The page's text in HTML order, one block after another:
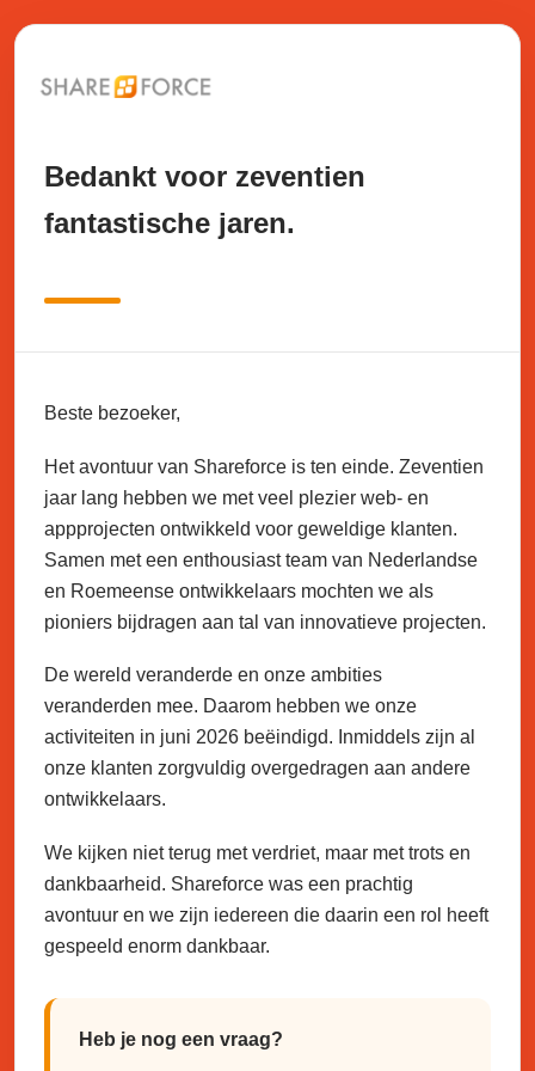
Bedankt voor zeventien
fantastische jaren.
Beste bezoeker,
Het avontuur van Shareforce is ten einde. Zeventien
jaar lang hebben we met veel plezier web- en
appprojecten ontwikkeld voor geweldige klanten.
Samen met een enthousiast team van Nederlandse
en Roemeense ontwikkelaars mochten we als
pioniers bijdragen aan tal van innovatieve projecten.
De wereld veranderde en onze ambities
veranderden mee. Daarom hebben we onze
activiteiten in juni 2026 beëindigd. Inmiddels zijn al
onze klanten zorgvuldig overgedragen aan andere
ontwikkelaars.
We kijken niet terug met verdriet, maar met trots en
dankbaarheid. Shareforce was een prachtig
avontuur en we zijn iedereen die daarin een rol heeft
gespeeld enorm dankbaar.
Heb je nog een vraag?